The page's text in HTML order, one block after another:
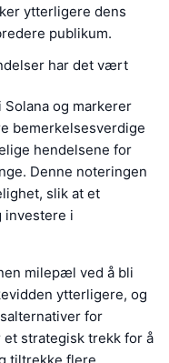
ytterligere dens
publikum.
har det vært
og markerer
bemerkelsesverdige
hendelsene for
Denne noteringen
slik at et
investere i
milepæl ved å bli
ytterligere, og
for
et strategisk trekk for å